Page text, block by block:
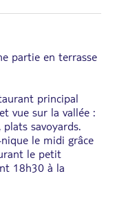
partie en terrasse
principal
vue sur la vallée :
savoyards.
le midi grâce
le petit
18h30 à la